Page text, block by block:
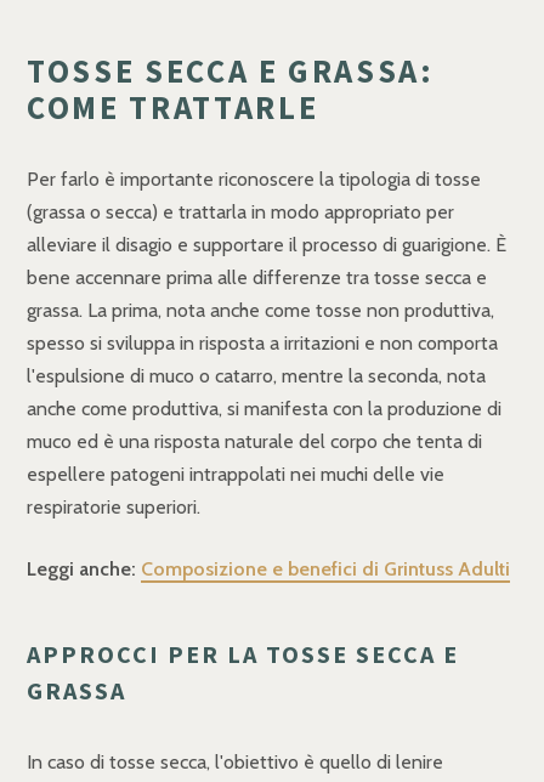
TOSSE SECCA E GRASSA:
COME TRATTARLE
Per farlo è importante riconoscere la tipologia di tosse
(grassa o secca) e trattarla in modo appropriato per
alleviare il disagio e supportare il processo di guarigione. È
bene accennare prima alle differenze tra tosse secca e
grassa. La prima, nota anche come tosse non produttiva,
spesso si sviluppa in risposta a irritazioni e non comporta
l'espulsione di muco o catarro, mentre la seconda, nota
anche come produttiva, si manifesta con la produzione di
muco ed è una risposta naturale del corpo che tenta di
espellere patogeni intrappolati nei muchi delle vie
respiratorie superiori.
Leggi anche: Composizione e benefici di Grintuss Adulti
APPROCCI PER LA TOSSE SECCA E
GRASSA
In caso di tosse secca, l'obiettivo è quello di lenire